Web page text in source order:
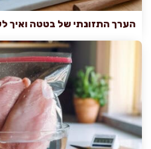
הערך התזונתי של בטטה ואיך